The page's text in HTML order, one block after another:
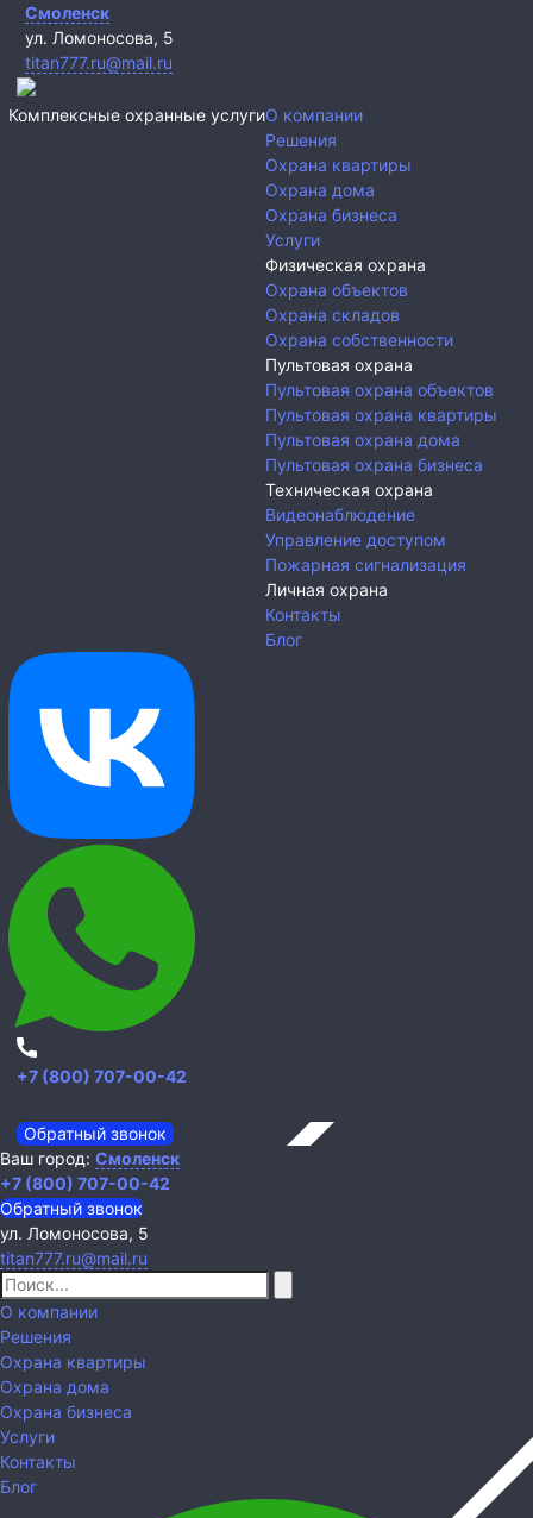
Смоленск
ул. Ломоносова, 5
titan777.ru@mail.ru
Комплексные охранные услугиО компании
Решения
Охрана квартиры
Охрана дома
Охрана бизнеса
Услуги
Физическая охрана
Охрана объектов
Охрана складов
Охрана собственности
Пультовая охрана
Пультовая охрана объектов
Пультовая охрана квартиры
Пультовая охрана дома
Пультовая охрана бизнеса
Техническая охрана
Видеонаблюдение
Управление доступом
Пожарная сигнализация
Личная охрана
Контакты
Блог
+7 (800) 707-00-42
Обратный звонок
Ваш город: Смоленск
+7 (800) 707-00-42
Обратный звонок
ул. Ломоносова, 5
titan777.ru@mail.ru
О компании
Решения
Охрана квартиры
Охрана дома
Охрана бизнеса
Услуги
Контакты
Блог